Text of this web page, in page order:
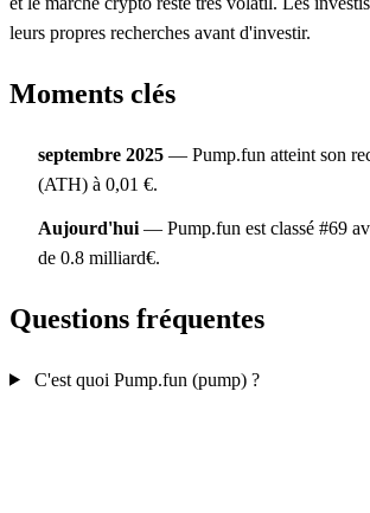
leurs propres recherches avant d'investir.
Moments clés
septembre 2025 — Pump.fun atteint son
(ATH) à 0,01 €.
Aujourd'hui — Pump.fun est classé #69
de 0.8 milliard€.
Questions fréquentes
C'est quoi Pump.fun (pump) ?